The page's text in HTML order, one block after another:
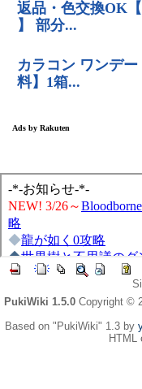
PukiWiki 1.5.0 Copyright ©
Based on "PukiWiki" 1.3 by
HTML